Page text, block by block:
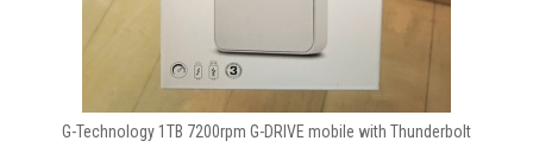
G-Technology 1TB 7200rpm G-DRIVE mobile with Thunderbolt